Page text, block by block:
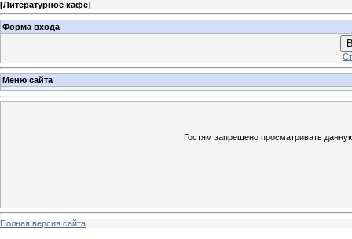
[Литературное кафе]
Форма входа
Меню сайта
Гостям запрещено просматривать
Полная версия сайта